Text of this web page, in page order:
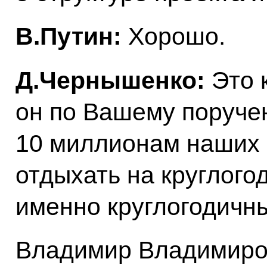
В.Путин: Хорошо.
Д.Чернышенко: Это
он по Вашему
10 миллионам наших
отдыхать на
именно
Владимир